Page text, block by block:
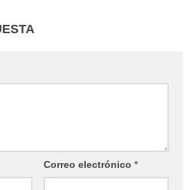
Correo electrónico *